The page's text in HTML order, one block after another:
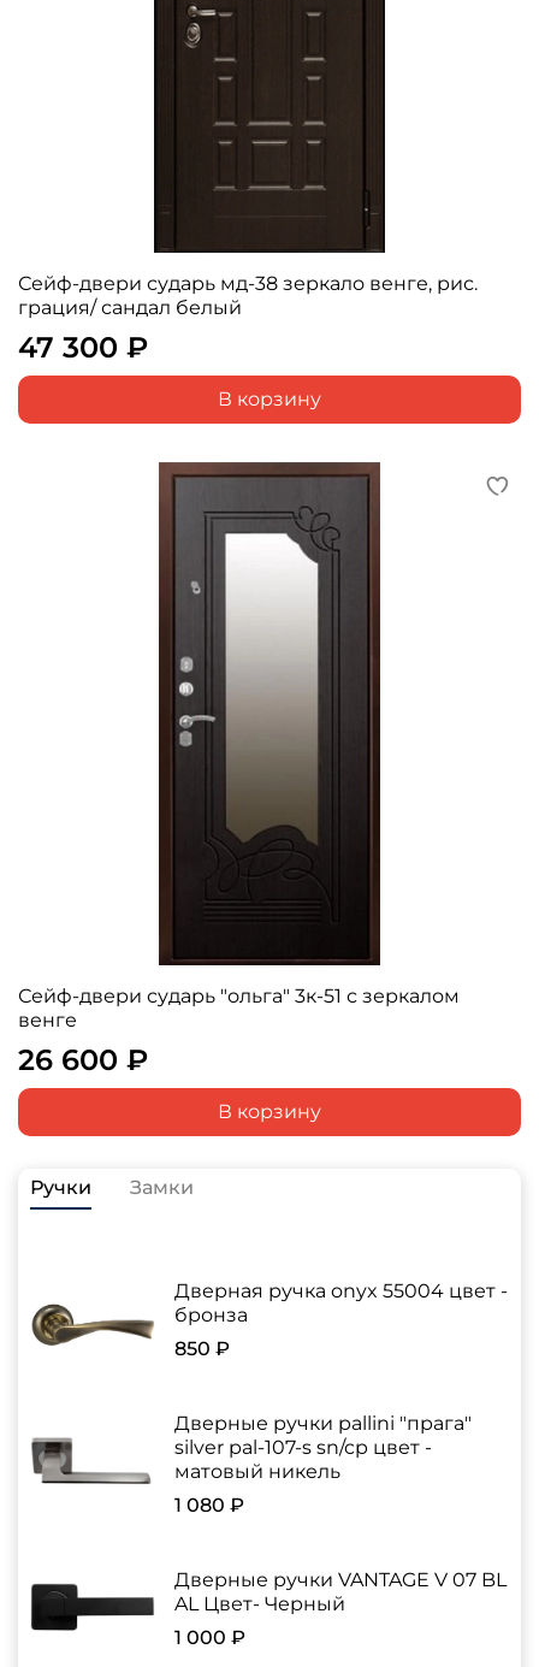
Сейф-двери сударь мд-38 зеркало венге, рис.
грация/ сандал белый
47 300 ₽
В корзину
Сейф-двери сударь "ольга" 3к-51 с зеркалом
венге
26 600 ₽
В корзину
Ручки Замки
Дверная ручка onyx 55004 цвет -
бронза
850 ₽
Дверные ручки pallini "прага"
silver pal-107-s sn/cp цвет -
матовый никель
1 080 ₽
Дверные ручки VANTAGE V 07 BL
AL Цвет- Черный
1 000 ₽